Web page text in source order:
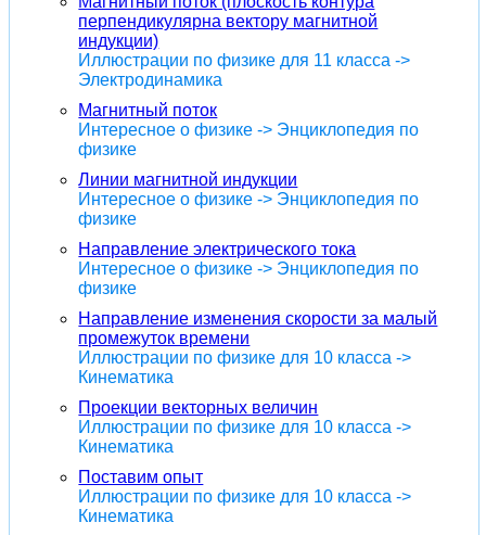
перпендикулярна вектору магнитной
индукции)
Иллюстрации по физике для 11 класса ->
Электродинамика
Магнитный поток
Интересное о физике -> Энциклопедия по
физике
Линии магнитной индукции
Интересное о физике -> Энциклопедия по
физике
Направление электрического тока
Интересное о физике -> Энциклопедия по
физике
Направление изменения скорости за малый
промежуток времени
Иллюстрации по физике для 10 класса ->
Кинематика
Проекции векторных величин
Иллюстрации по физике для 10 класса ->
Кинематика
Поставим опыт
Иллюстрации по физике для 10 класса ->
Кинематика